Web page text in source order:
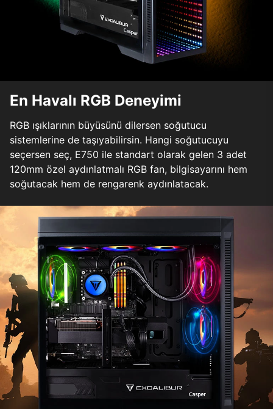
En Havalı RGB Deneyimi
RGB ışıklarının büyüsünü dilersen soğutucu
sistemlerine de taşıyabilirsin. Hangi soğutucuyu
seçersen seç, E750 ile standart olarak gelen 3 adet
120mm özel aydınlatmalı RGB fan, bilgisayarını hem
soğutacak hem de rengarenk aydınlatacak.